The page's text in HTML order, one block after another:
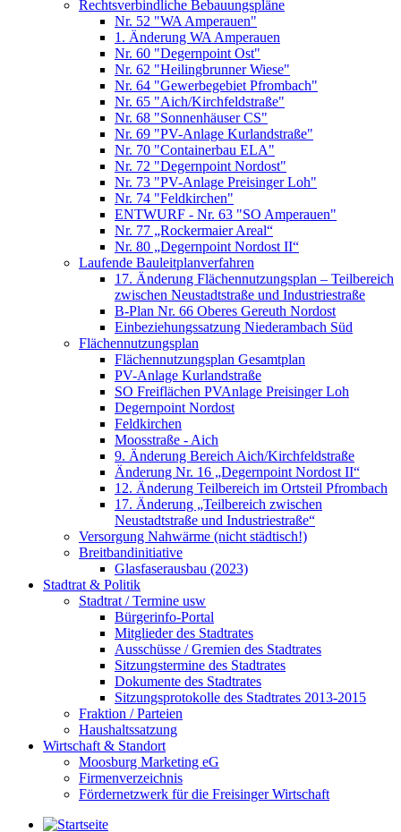
Rechtsverbindliche Bebauungspläne
Nr. 52 "WA Amperauen"
1. Änderung WA Amperauen
Nr. 60 "Degernpoint Ost"
Nr. 62 "Heilingbrunner Wiese"
Nr. 64 "Gewerbegebiet Pfrombach"
Nr. 65 "Aich/Kirchfeldstraße"
Nr. 68 "Sonnenhäuser CS"
Nr. 69 "PV-Anlage Kurlandstraße"
Nr. 70 "Containerbau ELA"
Nr. 72 "Degernpoint Nordost"
Nr. 73 "PV-Anlage Preisinger Loh"
Nr. 74 "Feldkirchen"
ENTWURF - Nr. 63 "SO Amperauen"
Nr. 77 „Rockermaier Areal“
Nr. 80 „Degernpoint Nordost II“
Laufende Bauleitplanverfahren
17. Änderung Flächennutzungsplan – Teilbereich
zwischen Neustadtstraße und Industriestraße
B-Plan Nr. 66 Oberes Gereuth Nordost
Einbeziehungssatzung Niederambach Süd
Flächennutzungsplan
Flächennutzungsplan Gesamtplan
PV-Anlage Kurlandstraße
SO Freiflächen PV­Anlage Preisinger Loh
Degernpoint Nordost
Feldkirchen
Moosstraße - Aich
9. Änderung Bereich Aich/Kirchfeldstraße
Änderung Nr. 16 „Degernpoint Nordost II“
12. Änderung Teilbereich im Ortsteil Pfrombach
17. Änderung „Teilbereich zwischen
Neustadtstraße und Industriestraße“
Versorgung Nahwärme (nicht städtisch!)
Breitbandinitiative
Glasfaserausbau (2023)
Stadtrat & Politik
Stadtrat / Termine usw
Bürgerinfo-Portal
Mitglieder des Stadtrates
Ausschüsse / Gremien des Stadtrates
Sitzungstermine des Stadtrates
Dokumente des Stadtrates
Sitzungsprotokolle des Stadtrates 2013-2015
Fraktion / Parteien
Haushaltssatzung
Wirtschaft & Standort
Moosburg Marketing eG
Firmenverzeichnis
Fördernetzwerk für die Freisinger Wirtschaft